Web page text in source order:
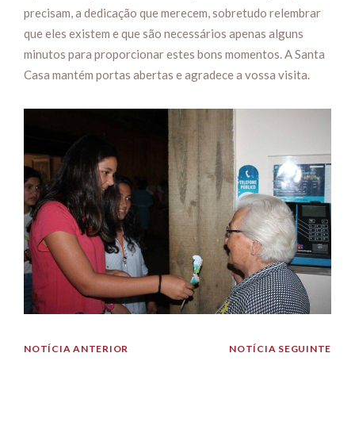
precisam, a dedicação que merecem, sobretudo relembrar
que eles existem e que são necessários apenas alguns
minutos para proporcionar estes bons momentos. A Santa
Casa mantém portas abertas e agradece a vossa visita.
NOTÍCIA ANTERIOR NOTÍCIA SEGUINTE